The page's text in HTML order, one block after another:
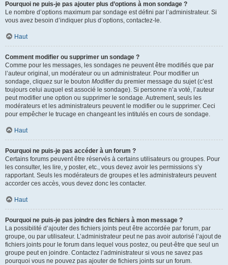
Pourquoi ne puis-je pas ajouter plus d’options à mon sondage ?
Le nombre d’options maximum par sondage est défini par l’administrateur. Si
vous avez besoin d’indiquer plus d’options, contactez-le.
Haut
Comment modifier ou supprimer un sondage ?
Comme pour les messages, les sondages ne peuvent être modifiés que par
l’auteur original, un modérateur ou un administrateur. Pour modifier un
sondage, cliquez sur le bouton Modifierdu premier message du sujet (c’est
toujours celui auquel est associé le sondage). Si personne n’a voté, l’auteur
peut modifier une option ou supprimer le sondage. Autrement, seuls les
modérateurs et les administrateurs peuvent le modifier ou le supprimer. Ceci
pour empêcher le trucage en changeant les intitulés en cours de sondage.
Haut
Pourquoi ne puis-je pas accéder à un forum ?
Certains forums peuvent être réservés à certains utilisateurs ou groupes. Pour
les consulter, les lire, y poster, etc., vous devez avoir les permissions s’y
rapportant. Seuls les modérateurs de groupes et les administrateurs peuvent
accorder ces accès, vous devez donc les contacter.
Haut
Pourquoi ne puis-je pas joindre des fichiers à mon message ?
La possibilité d’ajouter des fichiers joints peut être accordée par forum, par
groupe, ou par utilisateur. L’administrateur peut ne pas avoir autorisé l’ajout de
fichiers joints pour le forum dans lequel vous postez, ou peut-être que seul un
groupe peut en joindre. Contactez l’administrateur si vous ne savez pas
pourquoi vous ne pouvez pas ajouter de fichiers joints sur un forum.